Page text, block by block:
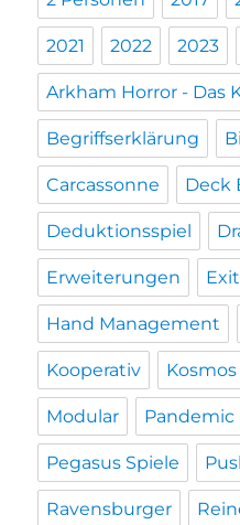
2021 2022 2023
Arkham Horror - Das
Begriffserklärung
Carcassonne Deck
Deduktionsspiel
Erweiterungen Exit
Hand Management
Kooperativ Kosmos
Modular Pandemic
Pegasus Spiele
Ravensburger